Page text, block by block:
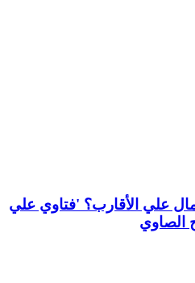
علي الأقارب؟ 'فتاوي علي
الصاوي